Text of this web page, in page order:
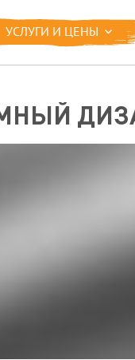
УСЛУГИ И ЦЕНЫ